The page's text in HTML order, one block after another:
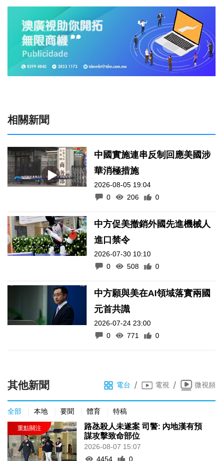
相關新聞
中國實施連串反制回應美國涉
華消極措施
2026-08-05 19:04
0
206 0
中方促美撤銷外國先進機械人
進口禁令
2026-07-30 10:10
0
508 0
中方願與美在AI領域落實兩國
元首共識
2026-07-24 23:00
0
771 0
其他新聞 電台 / 電視 / 微視頻
全部 本地 要聞 體育 特稿
路氹殺人未遂案 司警: 內地漢有預
謀攻擊致命部位
2026-08-07 15:07
4454
0